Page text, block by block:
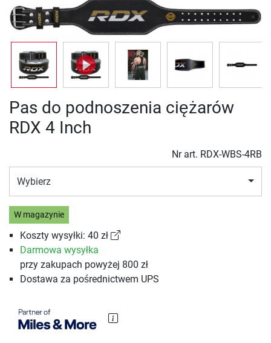
Pas do podnoszenia ciężarów
RDX 4 Inch
Nr art. RDX-WBS-4RB
Wybierz
W magazynie
Koszty wysyłki: 40 zł
Darmowa wysyłka
przy zakupach powyżej 800 zł
Dostawa za pośrednictwem UPS